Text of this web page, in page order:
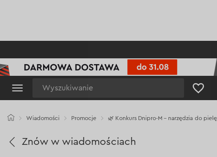
Wiadomości Promocje 🌿 Konkurs Dnipro-M – narzędzia do
Znów w wiadomościach